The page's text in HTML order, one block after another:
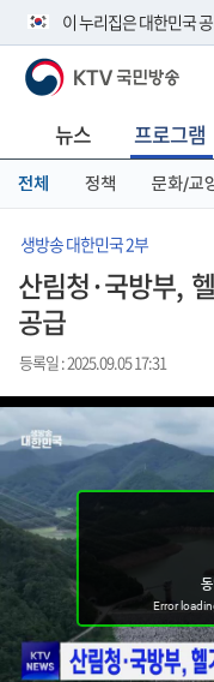
이 누리집은 대한민국
공식 누리집 주소 확인하
니다.
이밖에 or.kr 또는 .kr등
서 도메인 주소를 확인해
KTV 국민방송
뉴스 프로그램
전체 정책 문화/교
생방송 대한민국 2부
산림청·국방부,
공급
등록일 : 2025.09.05 17:31